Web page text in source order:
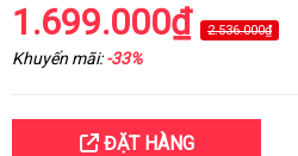
1.699.000₫ 2.536.000₫
Khuyến mãi:-33%
ĐẶT HÀNG